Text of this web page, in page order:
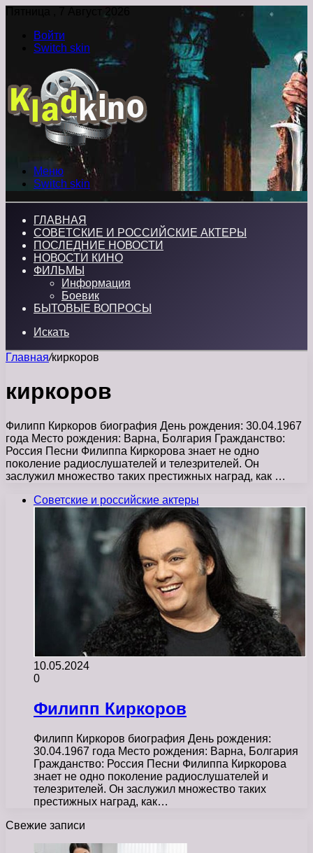
Пятница , 7 Август 2026
Войти
Switch skin
Меню
Switch skin
ГЛАВНАЯ
СОВЕТСКИЕ И РОССИЙСКИЕ АКТЕРЫ
ПОСЛЕДНИЕ НОВОСТИ
НОВОСТИ КИНО
ФИЛЬМЫ
Информация
Боевик
БЫТОВЫЕ ВОПРОСЫ
Искать
Главная/киркоров
киркоров
Филипп Киркоров биография День рождения: 30.04.1967
года Место рождения: Варна, Болгария Гражданство:
Россия Песни Филиппа Киркорова знает не одно
поколение радиослушателей и телезрителей. Он
заслужил множество таких престижных наград, как …
Советские и российские актеры
10.05.2024
0
Филипп Киркоров
Филипп Киркоров биография День рождения:
30.04.1967 года Место рождения: Варна, Болгария
Гражданство: Россия Песни Филиппа Киркорова
знает не одно поколение радиослушателей и
телезрителей. Он заслужил множество таких
престижных наград, как…
Свежие записи